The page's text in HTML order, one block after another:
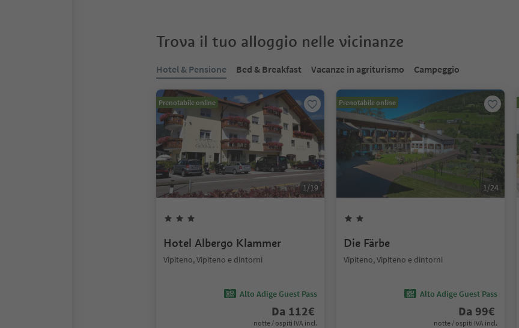
Trova il tuo alloggio nelle vicinanze
Hotel & Pensione Bed & Breakfast Vacanze in agriturismo Campeggio
Prenotabile online
1/19
Hotel Albergo Klammer
Vipiteno, Vipiteno e dintorni
Alto Adige Guest Pass
Da 112€
notte / ospiti IVA incl.
Prenotabile online
1/24
Die Färbe
Vipiteno, Vipiteno e dintorni
Alto Adige Guest Pass
Da 99€
notte / ospiti IVA incl.